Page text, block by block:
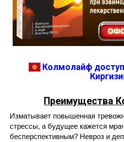
Колмолайф
Преимущества
Изматывает повышенная
стрессы, а будущее кажется
бесперспективным? Невроз и